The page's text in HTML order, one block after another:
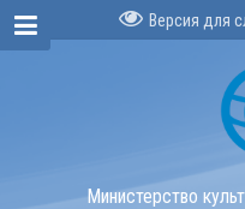
Версия для
Министерство